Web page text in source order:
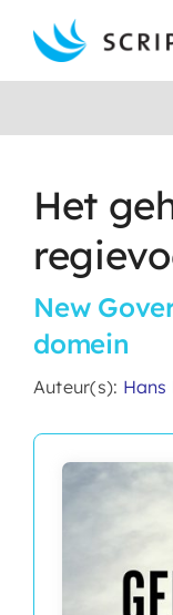
content
Boeken
Auteurs
Contact
Search
Het
New
domein
Auteur(s): Hans